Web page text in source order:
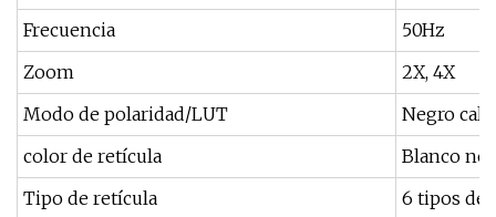
Frecuencia
50Hz
Zoom
2X, 4X
Modo de polaridad/LUT
Negro
color de retícula
Blanco
Tipo de retícula
6 tipos de